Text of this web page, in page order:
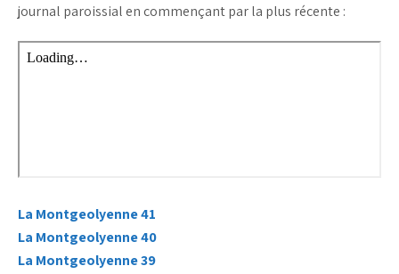
journal paroissial en commençant par la plus récente :
La Montgeolyenne 41
La Montgeolyenne 40
La Montgeolyenne 39